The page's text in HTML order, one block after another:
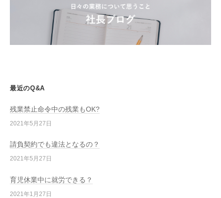
最近のQ&A
残業禁止命令中の残業もOK?
2021年5月27日
請負契約でも違法となるの？
2021年5月27日
育児休業中に就労できる？
2021年1月27日